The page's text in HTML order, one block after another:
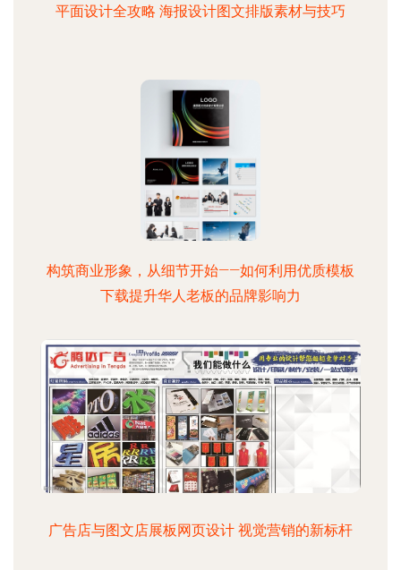
平面设计全攻略 海报设计图文排版素材与技巧
构筑商业形象，从细节开始——如何利用优质模板
下载提升华人老板的品牌影响力
广告店与图文店展板网页设计 视觉营销的新标杆